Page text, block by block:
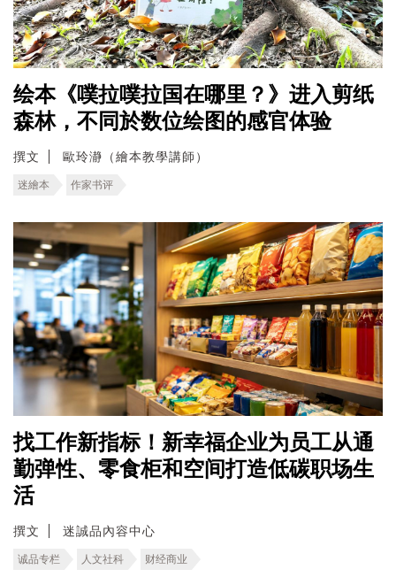
绘本《噗拉噗拉国在哪里？》进入剪纸
森林，不同於数位绘图的感官体验
撰文 歐玲瀞（繪本教學講師）
迷繪本 作家书评
找工作新指标！新幸福企业为员工从通
勤弹性、零食柜和空间打造低碳职场生
活
撰文 迷誠品內容中心
诚品专栏 人文社科 财经商业